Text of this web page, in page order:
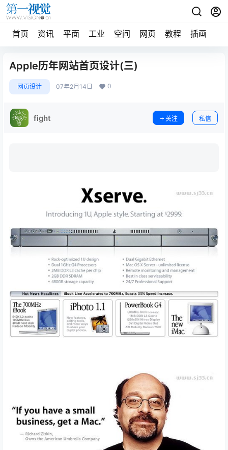
首页 资讯 平面 工业 空间 网页 教程 插画
Apple历年网站首页设计(三)
网页设计 07年2月14日 0
fight 关注 私信